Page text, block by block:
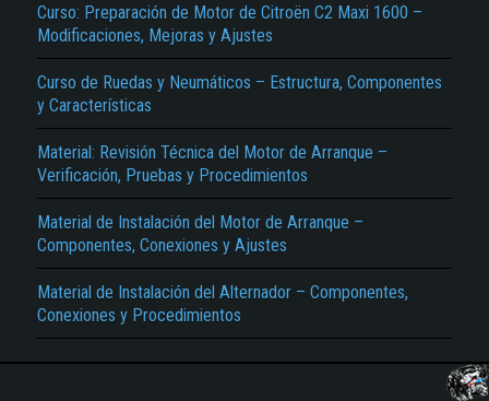
Curso: Preparación de Motor de Citroën C2 Maxi 1600 –
Modificaciones, Mejoras y Ajustes
Curso de Ruedas y Neumáticos – Estructura, Componentes
y Características
Material: Revisión Técnica del Motor de Arranque –
Verificación, Pruebas y Procedimientos
Material de Instalación del Motor de Arranque –
Componentes, Conexiones y Ajustes
Material de Instalación del Alternador – Componentes,
Conexiones y Procedimientos